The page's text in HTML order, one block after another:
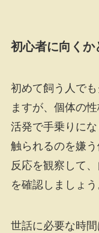
初心者に向くか
初めて飼う人で
ますが、個体の
活発で手乗りに
触られるのを嫌
反応を観察して
を確認しましょう
世話に必要な時